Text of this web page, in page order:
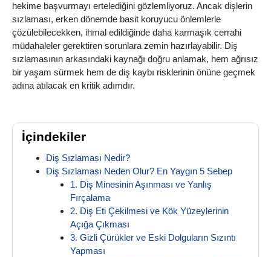
hekime başvurmayı ertelediğini gözlemliyoruz. Ancak dişlerin
sızlaması, erken dönemde basit koruyucu önlemlerle
çözülebilecekken, ihmal edildiğinde daha karmaşık cerrahi
müdahaleler gerektiren sorunlara zemin hazırlayabilir. Diş
sızlamasının arkasındaki kaynağı doğru anlamak, hem ağrısız
bir yaşam sürmek hem de diş kaybı risklerinin önüne geçmek
adına atılacak en kritik adımdır.
İçindekiler
Diş Sızlaması Nedir?
Diş Sızlaması Neden Olur? En Yaygın 5 Sebep
1. Diş Minesinin Aşınması ve Yanlış
Fırçalama
2. Diş Eti Çekilmesi ve Kök Yüzeylerinin
Açığa Çıkması
3. Gizli Çürükler ve Eski Dolguların Sızıntı
Yapması